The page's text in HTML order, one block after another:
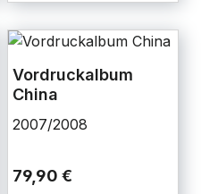
Vordruckalbum
China
2007/2008
79,90 €